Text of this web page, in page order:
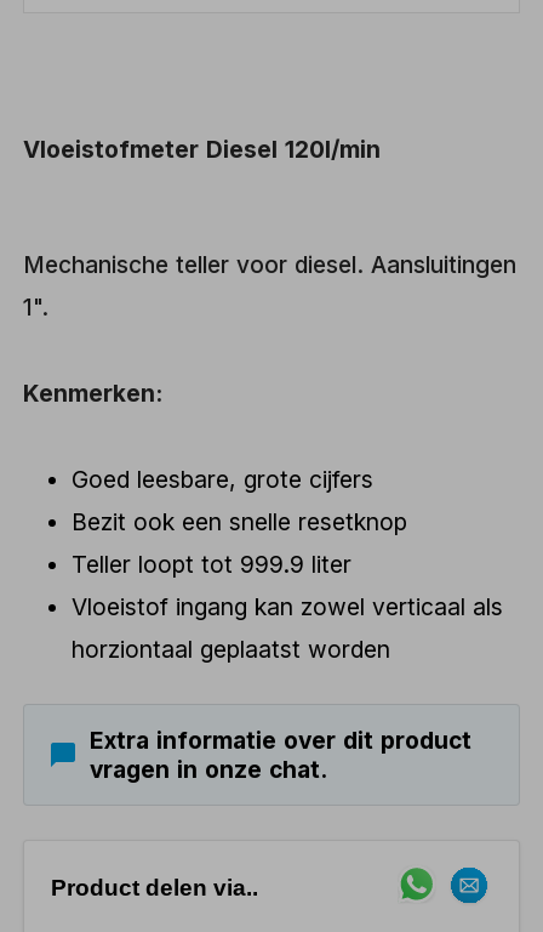
Vloeistofmeter Diesel 120l/min
Mechanische teller voor diesel. Aansluitingen
1".
Kenmerken:
Goed leesbare, grote cijfers
Bezit ook een snelle resetknop
Teller loopt tot 999.9 liter
Vloeistof ingang kan zowel verticaal als
horziontaal geplaatst worden
Extra informatie over dit product
vragen in onze chat.
Product delen via..